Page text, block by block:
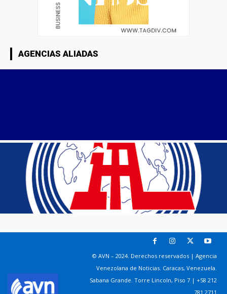
AGENCIAS ALIADAS
© AVN – 2024. Derechos reservados | Agencia
Venezolana de Noticias. Caracas, Venezuela.
Sabana Grande. Torre Lincoln, Piso 7 | +58 212
781 2711